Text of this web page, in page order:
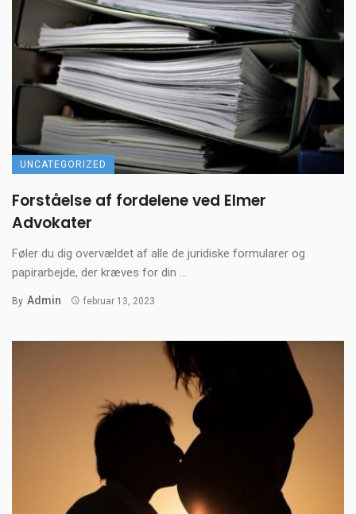
UNCATEGORIZED
Forståelse af fordelene ved Elmer
Advokater
Føler du dig overvældet af alle de juridiske formularer og
papirarbejde, der kræves for din ...
By Admin februar 13, 2023